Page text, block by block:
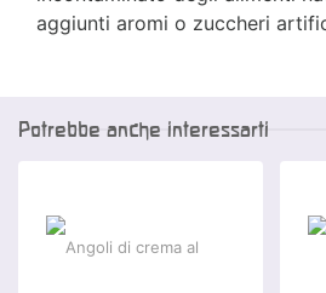
aggiunti aromi o zuccheri
Potrebbe anche interessarti